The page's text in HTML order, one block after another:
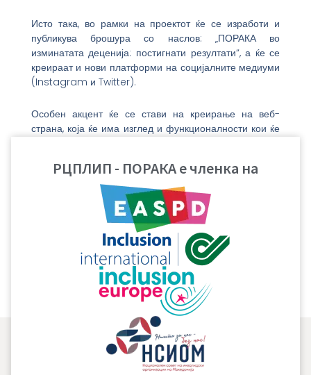
Исто така, во рамки на проектот ќе се изработи и
публикува брошура со наслов: „ПОРАКА во
изминатата деценија: постигнати резултати“, а ќе се
креираат и нови платформи на социјалните медиуми
(Instagram и Twitter).
Особен акцент ќе се стави на креирање на веб-
страна, која ќе има изглед и функционалности кои ќе
лесно и едноставно да ги читаат веб содржините,
совети за превенција и заштита, информации за
остварувања на правата на лицата со попреченост
од областа на социјалната заштита и информации и
совети за заштита и спречување на ширење на
COVID-19 и други вируси и грипови и грижа за
општото здравје.
РЦПЛИП - ПОРАКА е членка на